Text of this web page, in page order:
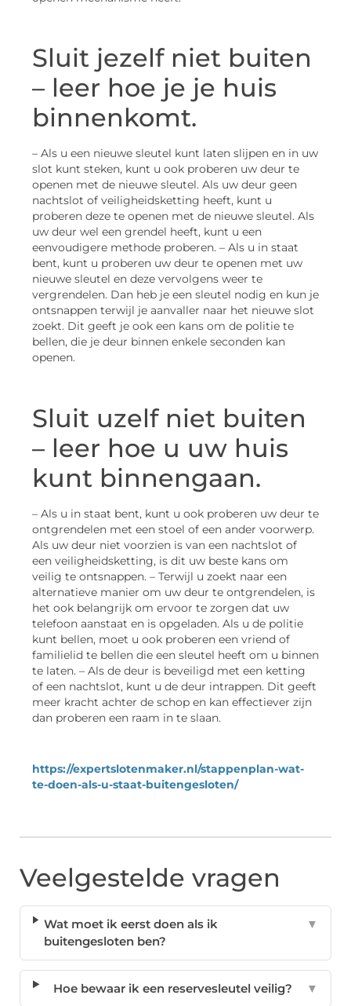
Sluit jezelf niet buiten
– leer hoe je je huis
binnenkomt.
– Als u een nieuwe sleutel kunt laten slijpen en in uw
slot kunt steken, kunt u ook proberen uw deur te
openen met de nieuwe sleutel. Als uw deur geen
nachtslot of veiligheidsketting heeft, kunt u
proberen deze te openen met de nieuwe sleutel. Als
uw deur wel een grendel heeft, kunt u een
eenvoudigere methode proberen. – Als u in staat
bent, kunt u proberen uw deur te openen met uw
nieuwe sleutel en deze vervolgens weer te
vergrendelen. Dan heb je een sleutel nodig en kun je
ontsnappen terwijl je aanvaller naar het nieuwe slot
zoekt. Dit geeft je ook een kans om de politie te
bellen, die je deur binnen enkele seconden kan
openen.
Sluit uzelf niet buiten
– leer hoe u uw huis
kunt binnengaan.
– Als u in staat bent, kunt u ook proberen uw deur te
ontgrendelen met een stoel of een ander voorwerp.
Als uw deur niet voorzien is van een nachtslot of
een veiligheidsketting, is dit uw beste kans om
veilig te ontsnappen. – Terwijl u zoekt naar een
alternatieve manier om uw deur te ontgrendelen, is
het ook belangrijk om ervoor te zorgen dat uw
telefoon aanstaat en is opgeladen. Als u de politie
kunt bellen, moet u ook proberen een vriend of
familielid te bellen die een sleutel heeft om u binnen
te laten. – Als de deur is beveiligd met een ketting
of een nachtslot, kunt u de deur intrappen. Dit geeft
meer kracht achter de schop en kan effectiever zijn
dan proberen een raam in te slaan.
https://expertslotenmaker.nl/stappenplan-wat-
te-doen-als-u-staat-buitengesloten/
Veelgestelde vragen
Wat moet ik eerst doen als ik
buitengesloten ben?
▼
Hoe bewaar ik een reservesleutel veilig? ▼